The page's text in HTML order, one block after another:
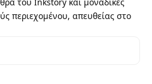
περιεχομένου, απευθείας στο